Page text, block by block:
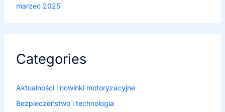
marzec 2025
Categories
Aktualności i nowinki motoryzacyjne
Bezpieczeństwo i technologia